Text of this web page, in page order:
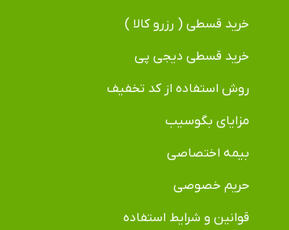
خرید قسطی ( رزرو کالا )
خرید قسطی دیجی پی
روش استفاده از کد تخفیف
مزایای بگوسیب
بیمه اختصاصی
حریم خصوصی
قوانین و شرایط استفاده